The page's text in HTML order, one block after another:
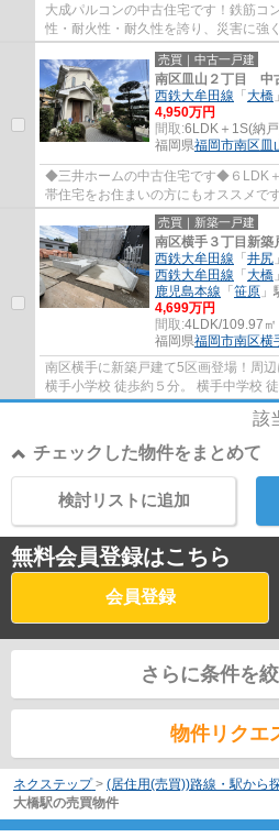
大成パルコンの中古住宅です！鉄筋コ
性・耐火性・耐久性を誇り、災害に強
す！また、気密性が高く、遮音性・断
売買｜中古一戸建
南区皿山２丁目 中
西鉄大牟田線 「 大橋
4,950万円
間取:6LDK＋1S(納
福岡県福岡市南区 皿
◆三井ホームの中古住宅です◆６LDK
帯住宅をお住まいの方にもオススメです
売買｜新築一戸建
南区横手３丁目新築
西鉄大牟田線 「 井尻
西鉄大牟田線 「 大橋
鹿児島本線 「 笹原
4,699万円
間取:4LDK/109.97㎡
福岡県福岡市南区横
南区横手に新築戸建て5区画登場！周
横手小学校 徒歩約５分。 横手中学校
りすぎない距離感。★★店舗は博多南
該
チェックした物件をまとめて
検討リストに追加
無料会員登録はこちら
会員登録
さらに条件を
物件リクエ
ネクステップ > (居住用(売買))路線・駅から
大橋駅の売買物件